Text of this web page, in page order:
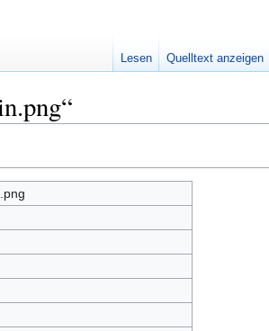
Lesen Quelltext anzeigen